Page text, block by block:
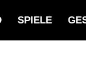
SPIELE